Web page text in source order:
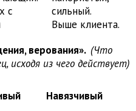
с
сильный.
Выше клиента.
верования». (Что
исходя из чего действует)
Навязчивый